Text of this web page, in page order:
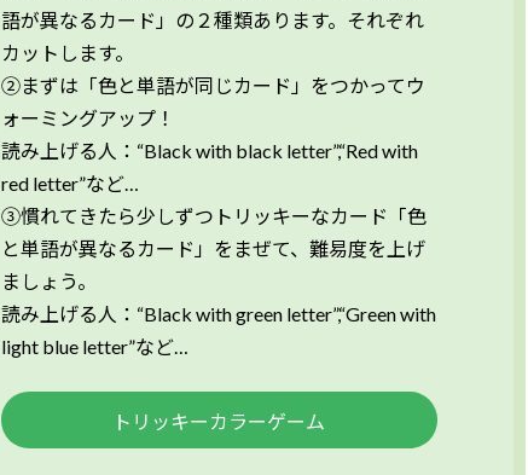
語が異なるカード」の２種類あります。それぞれ
カットします。
②まずは「色と単語が同じカード」をつかってウ
ォーミングアップ！
読み上げる人：“Black with black letter”,“Red with
red letter”など…
③慣れてきたら少しずつトリッキーなカード「色
と単語が異なるカード」をまぜて、難易度を上げ
ましょう。
読み上げる人：“Black with green letter”,“Green with
light blue letter”など…
トリッキーカラーゲーム